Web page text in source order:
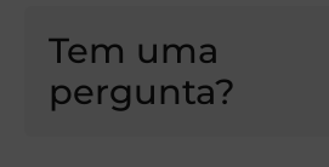
Tem uma
pergunta?